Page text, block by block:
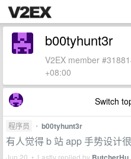
b00tyhunt3r
V2EX member
+08:00
Switch
程序员 • b00tyhunt3r
有人觉得 b 站 app 手势设计
Jun 20 • Lastly replied by